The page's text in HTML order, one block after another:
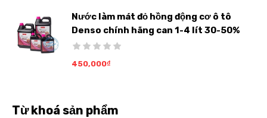
Nước làm mát đỏ hồng động cơ ô tô
Denso chính hãng can 1-4 lít 30-50%
450,000₫
Từ khoá sản phẩm